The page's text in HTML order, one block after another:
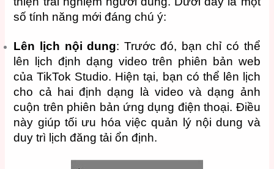
số tính năng mới đáng chú ý:
Lên lịch nội dung: Trước đó, bạn chỉ có thể
lên lịch định dạng video trên phiên bản web
của TikTok Studio. Hiện tại, bạn có thể lên lịch
cho cả hai định dạng là video và dạng ảnh
cuộn trên phiên bản ứng dụng điện thoại. Điều
này giúp tối ưu hóa việc quản lý nội dung và
duy trì lịch đăng tải ổn định.